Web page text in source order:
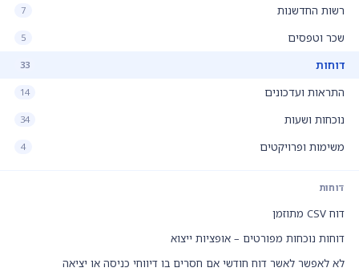
רשות החדשנות 7
שכר וטפסים 5
דוחות 33
התראות ועדכונים 14
נוכחות ושעות 34
משימות ופרויקטים 4
דוחות
דוח CSV מתוזמן
דוחות נוכחות מפורטים – אופציות ייצוא
לא לאפשר לאשר דוח חודשי אם חסרים בו דיווחי כניסה או יציאה